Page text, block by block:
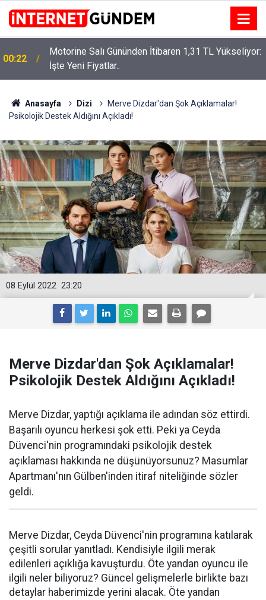
00:22
Motorine Salı Gününden İtibaren 1,31 TL Yükseliyor:
İşte Yeni Fiyatlar..
Anasayfa Dizi
Merve Dizdar'dan Şok Açıklamalar!
Psikolojik Destek Aldığını Açıkladı!
23:20
08 Eylül 2022
Merve Dizdar'dan Şok Açıklamalar!
Psikolojik Destek Aldığını Açıkladı!
Merve Dizdar, yaptığı açıklama ile adından söz ettirdi.
Başarılı oyuncu herkesi şok etti. Peki ya Ceyda
Düvenci'nin programındaki psikolojik destek
açıklaması hakkında ne düşünüyorsunuz? Masumlar
Apartmanı'nın Gülben'inden itiraf niteliğinde sözler
geldi.
Merve Dizdar, Ceyda Düvenci'nin programına katılarak
çeşitli sorular yanıtladı. Kendisiyle ilgili merak
edilenleri açıklığa kavuşturdu. Öte yandan oyuncu ile
ilgili neler biliyoruz? Güncel gelişmelerle birlikte bazı
detaylar haberimizde yerini alacak. Öte yandan